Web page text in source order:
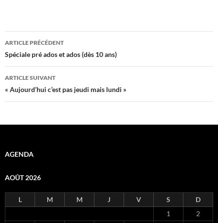
Navigation
des
articles
ARTICLE PRÉCÉDENT
Spéciale pré ados et ados (dès 10 ans)
ARTICLE SUIVANT
« Aujourd’hui c’est pas jeudi mais lundi »
AGENDA
AOÛT 2026
L M M J V S
D
1
2